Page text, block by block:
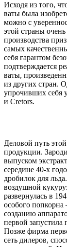
Исходя из того,
ваты была
можно с
этой страны
производства
самых
себя гарантом
подтверждается
ваты,
из других стран.
упрочивших себя
и Cretors.
Деловой путь
продукции.
выпуском
середине 40-х
дробилок для
воздушной
развернулась в
особого
созданию
первой запустила
Позже фирма
сеть дилеров,